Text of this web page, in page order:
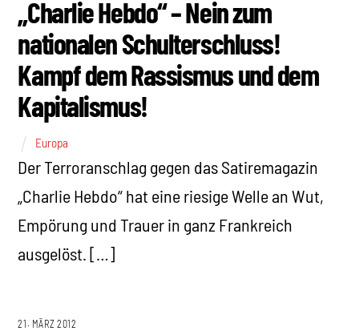
„Charlie Hebdo“ – Nein zum
nationalen Schulterschluss!
Kampf dem Rassismus und dem
Kapitalismus!
Europa
Der Terroranschlag gegen das Satiremagazin
„Charlie Hebdo“ hat eine riesige Welle an Wut,
Empörung und Trauer in ganz Frankreich
ausgelöst. […]
21. MÄRZ 2012